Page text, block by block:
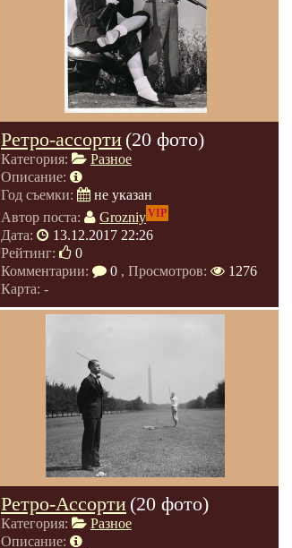
Ретро-ассорти (20 фото)
Категория:
Разное
Описание:
Год съемки:
не указан
Автор поста:
GrozniyVIP
Дата:
13.12.2017 22:26
Рейтинг:
0
Комментарии:
0 , Просмотров:
1276
Карта: -
Ретро-Ассорти (20 фото)
Категория:
Разное
Описание: